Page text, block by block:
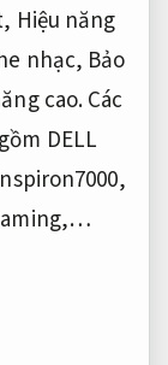
Hiệu năng
nhạc, Bảo
cao.Các
DELL